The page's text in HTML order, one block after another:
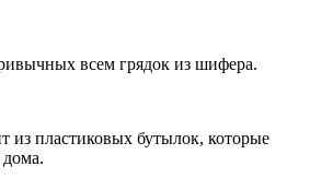
всем грядок из шифера.
из пластиковых бутылок, которые